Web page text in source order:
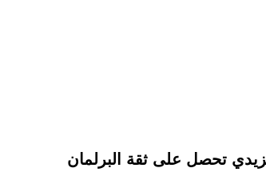
تحصل على ثقة البرلمان